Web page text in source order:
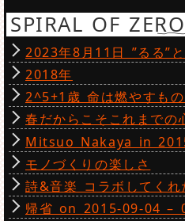
SPIRAL OF ZERO
2023年8月11日 ”るる”
2018年
2^5+1歳 命は燃やすも
春だからこそこれまでの
Mitsuo Nakaya in
モノづくりの楽しさ
詩&音楽 コラボしてくれ
帰省 on 2015-09-04 –